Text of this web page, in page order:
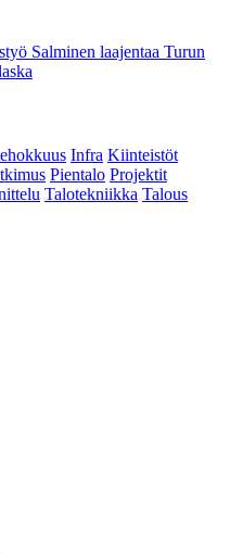
Salminen laajentaa Turun
Infra Kiinteistöt
Pientalo Projektit
Talotekniikka Talous